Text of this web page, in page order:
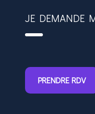
JE DEMANDE
PRENDRE RDV